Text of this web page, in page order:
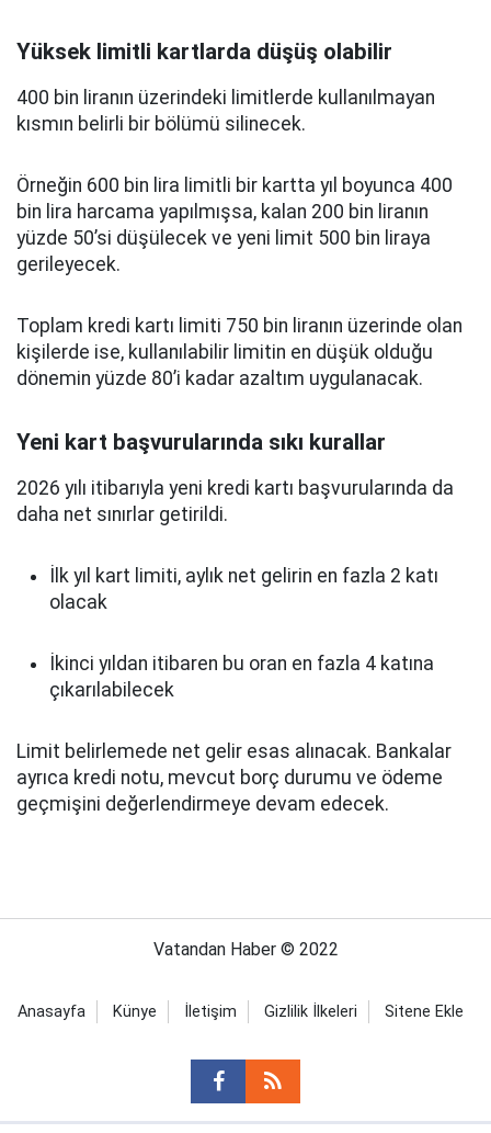
Yüksek limitli kartlarda düşüş olabilir
400 bin liranın üzerindeki limitlerde kullanılmayan
kısmın belirli bir bölümü silinecek.
Örneğin 600 bin lira limitli bir kartta yıl boyunca 400
bin lira harcama yapılmışsa, kalan 200 bin liranın
yüzde 50’si düşülecek ve yeni limit 500 bin liraya
gerileyecek.
Toplam kredi kartı limiti 750 bin liranın üzerinde olan
kişilerde ise, kullanılabilir limitin en düşük olduğu
dönemin yüzde 80’i kadar azaltım uygulanacak.
Yeni kart başvurularında sıkı kurallar
2026 yılı itibarıyla yeni kredi kartı başvurularında da
daha net sınırlar getirildi.
İlk yıl kart limiti, aylık net gelirin en fazla 2 katı
olacak
İkinci yıldan itibaren bu oran en fazla 4 katına
çıkarılabilecek
Limit belirlemede net gelir esas alınacak. Bankalar
ayrıca kredi notu, mevcut borç durumu ve ödeme
geçmişini değerlendirmeye devam edecek.
Vatandan Haber © 2022
Anasayfa Künye İletişim Gizlilik İlkeleri Sitene Ekle